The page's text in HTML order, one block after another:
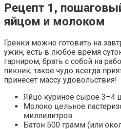
Рецепт 1,
яйцом и молоком
Гренки можно готовить на
ужин, есть в любое время
гарниром, брать с собой на
пикник, такое чудо всегда
принесет массу удовольствия!
Яйцо куриное сырое 3–4
Молоко цельное
миллилитров
Батон 500 грамм (или